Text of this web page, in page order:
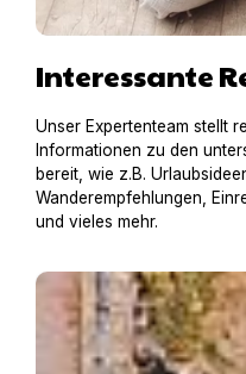
Interessante
Unser Expertenteam stellt
Informationen zu den
bereit, wie z.B.
Wanderempfehlungen,
und vieles mehr.
Hausboot mit Hund